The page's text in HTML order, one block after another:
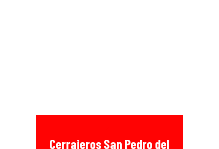
Cerrajeros San Pedro del